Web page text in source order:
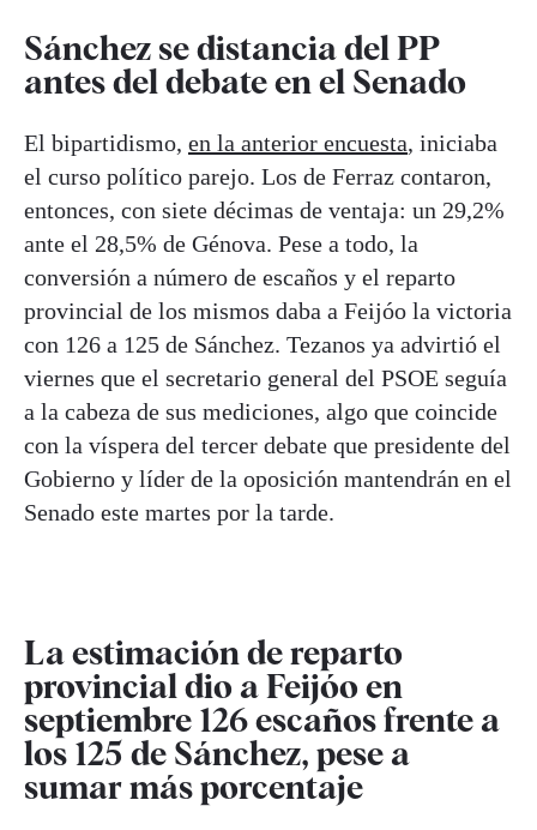
Sánchez se distancia del PP
antes del debate en el Senado
El bipartidismo, en la anterior encuesta, iniciaba
el curso político parejo. Los de Ferraz contaron,
entonces, con siete décimas de ventaja: un 29,2%
ante el 28,5% de Génova. Pese a todo, la
conversión a número de escaños y el reparto
provincial de los mismos daba a Feijóo la victoria
con 126 a 125 de Sánchez. Tezanos ya advirtió el
viernes que el secretario general del PSOE seguía
a la cabeza de sus mediciones, algo que coincide
con la víspera del tercer debate que presidente del
Gobierno y líder de la oposición mantendrán en el
Senado este martes por la tarde.
La estimación de reparto
provincial dio a Feijóo en
septiembre 126 escaños frente a
los 125 de Sánchez, pese a
sumar más porcentaje